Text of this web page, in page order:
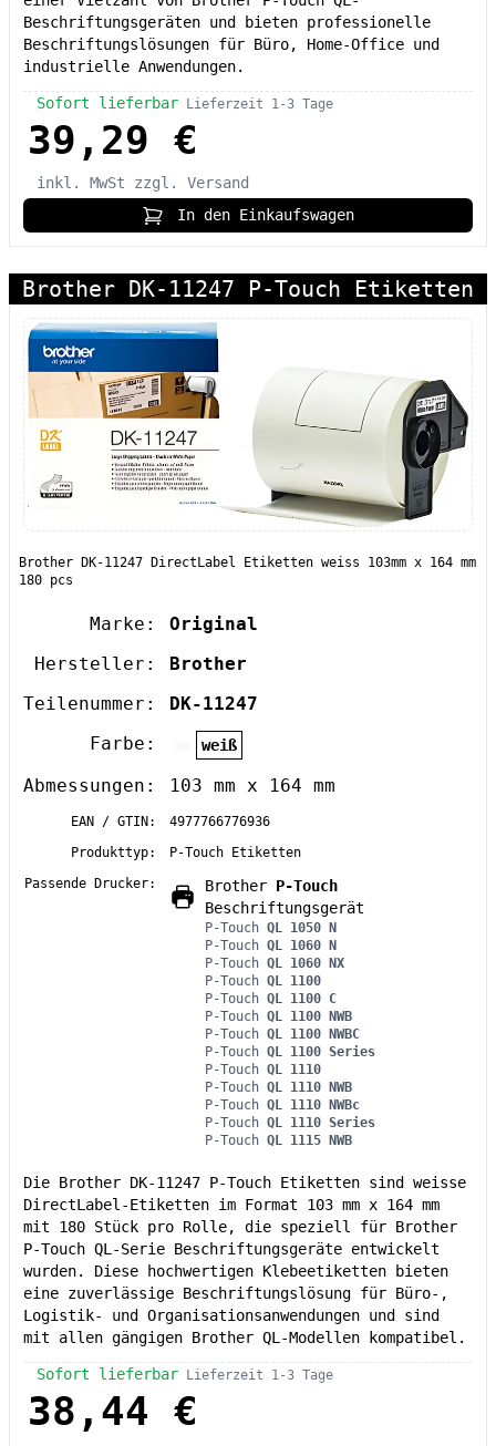
Beschriftungsgeräten und bieten professionelle
Beschriftungslösungen für Büro, Home-Office und
industrielle Anwendungen.
Sofort lieferbar Lieferzeit 1-3 Tage
39,29 €
inkl. MwSt
zzgl. Versand
In den Einkaufswagen
Brother DK-11247 P-Touch Etiketten
Brother DK-11247 DirectLabel Etiketten weiss 103mm x 164 mm
180 pcs
Marke:
Original
Hersteller:
Brother
Teilenummer:
DK-11247
Farbe:
weiß
Abmessungen: 103 mm x 164 mm
EAN / GTIN:
4977766776936
Produkttyp:
P-Touch Etiketten
Passende Drucker:
Brother P-Touch
Beschriftungsgerät
P-Touch QL 1050 N
P-Touch QL 1060 N
P-Touch QL 1060 NX
P-Touch QL 1100
P-Touch QL 1100 C
P-Touch QL 1100 NWB
P-Touch QL 1100 NWBC
P-Touch QL 1100 Series
P-Touch QL 1110
P-Touch QL 1110 NWB
P-Touch QL 1110 NWBc
P-Touch QL 1110 Series
P-Touch QL 1115 NWB
Die Brother DK-11247 P-Touch Etiketten sind weisse
DirectLabel-Etiketten im Format 103 mm x 164 mm
mit 180 Stück pro Rolle, die speziell für Brother
P-Touch QL-Serie Beschriftungsgeräte entwickelt
wurden. Diese hochwertigen Klebeetiketten bieten
eine zuverlässige Beschriftungslösung für Büro-,
Logistik- und Organisationsanwendungen und sind
mit allen gängigen Brother QL-Modellen kompatibel.
Sofort lieferbar Lieferzeit 1-3 Tage
38,44 €